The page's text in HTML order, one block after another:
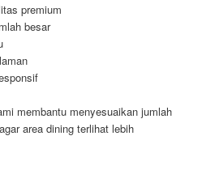
premium
besar
membantu menyesuaikan jumlah
area dining terlihat lebih